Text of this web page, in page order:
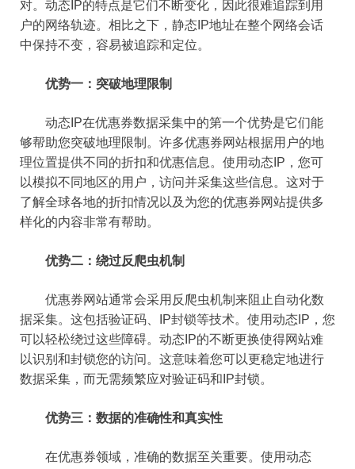
对。动态IP的特点是它们不断变化，因此很难追踪到用
户的网络轨迹。相比之下，静态IP地址在整个网络会话
中保持不变，容易被追踪和定位。
优势一：突破地理限制
动态IP在优惠券数据采集中的第一个优势是它们能
够帮助您突破地理限制。许多优惠券网站根据用户的地
理位置提供不同的折扣和优惠信息。使用动态IP，您可
以模拟不同地区的用户，访问并采集这些信息。这对于
了解全球各地的折扣情况以及为您的优惠券网站提供多
样化的内容非常有帮助。
优势二：绕过反爬虫机制
优惠券网站通常会采用反爬虫机制来阻止自动化数
据采集。这包括验证码、IP封锁等技术。使用动态IP，您
可以轻松绕过这些障碍。动态IP的不断更换使得网站难
以识别和封锁您的访问。这意味着您可以更稳定地进行
数据采集，而无需频繁应对验证码和IP封锁。
优势三：数据的准确性和真实性
在优惠券领域，准确的数据至关重要。使用动态